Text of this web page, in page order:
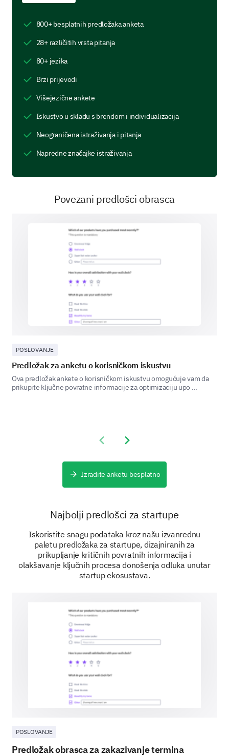
Product Specifics
Your thoughts about specific features and aspects
of the product.
Which features do you use the most? (You can
Feature A
Which feature do you like the least?
Feature A
Feature C
Overall Satisfaction
Tell us about your overall satisfaction with our
(1: Very Dissatisfied to 5: Very Satisfied)
1 2 3 4 5
If you could change one thing about our
800+ besplatnih predložaka anketa
28+ različitih vrsta pitanja
80+ jezika
Brzi prijevodi
Višejezične ankete
Iskustvo u skladu s brendom i individualizacija
Neograničena istraživanja i pitanja
Napredne značajke istraživanja
Povezani predlošci obrasca
POSLOVANJE
Predložak za anketu o korisničkom iskustvu
Ova predložak ankete o korisničkom iskustvu omogućuje vam da
prikupite ključne povratne informacije za optimizaciju upo ...
Previous slide
Next slide
Izradite anketu besplatno
Najbolji predlošci za startupe
Iskoristite snagu podataka kroz našu izvanrednu
paletu predložaka za startupe, dizajniranih za
prikupljanje kritičnih povratnih informacija i
olakšavanje ključnih procesa donošenja odluka unutar
startup ekosustava.
POSLOVANJE
Predložak obrasca za zakazivanje termina